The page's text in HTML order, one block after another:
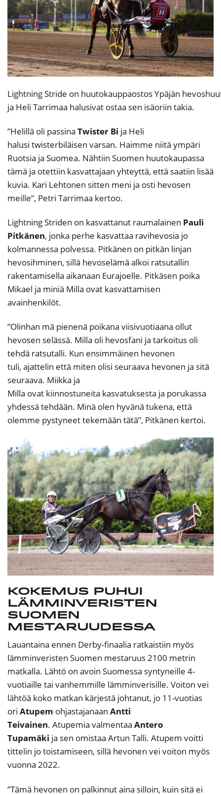
Lightning Stride on huutokauppaostos Ypäjän
ja Heli Tarrimaa halusivat ostaa sen isäoriin takia.
”Helillä oli passina Twister Bi ja Heli
halusi twisterbiläisen varsan. Haimme niitä ympäri
Ruotsia ja Suomea. Nähtiin Suomen huutokaupassa
tämä ja otettiin kasvattajaan yhteyttä, että saatiin lisää
kuvia. Kari Lehtonen sitten meni ja osti hevosen
meille”, Petri Tarrimaa kertoo.
Lightning Striden on kasvattanut raumalainen Pauli
Pitkänen, jonka perhe kasvattaa ravihevosia jo
kolmannessa polvessa. Pitkänen on pitkän linjan
hevosihminen, sillä hevoselämä alkoi ratsutallin
rakentamisella aikanaan Eurajoelle. Pitkäsen poika
Mikael ja miniä Milla ovat kasvattamisen
avainhenkilöt.
”Olinhan mä pienenä poikana viisivuotiaana ollut
hevosen selässä. Milla oli hevosfani ja tarkoitus oli
tehdä ratsutalli. Kun ensimmäinen hevonen
tuli, ajattelin että miten olisi seuraava hevonen ja sitä
seuraava. Miikka ja
Milla ovat kiinnostuneita kasvatuksesta ja porukassa
yhdessä tehdään. Minä olen hyvänä tukena, että
olemme pystyneet tekemään tätä”, Pitkänen kertoi.
Kokemus puhui
lämminveristen
Suomen
mestaruudessa
Lauantaina ennen Derby-finaalia ratkaistiin myös
lämminveristen Suomen mestaruus 2100 metrin
matkalla. Lähtö on avoin Suomessa syntyneille 4-
vuotiaille tai vanhemmille lämminverisille. Voiton vei
lähtöä koko matkan kärjestä johtanut, jo 11-vuotias
ori Atupem ohjastajanaan Antti
Teivainen. Atupemia valmentaa Antero
Tupamäki ja sen omistaa Artun Talli. Atupem voitti
tittelin jo toistamiseen, sillä hevonen vei voiton myös
vuonna 2022.
”Tämä hevonen on palkinnut aina silloin, kuin sitä ei